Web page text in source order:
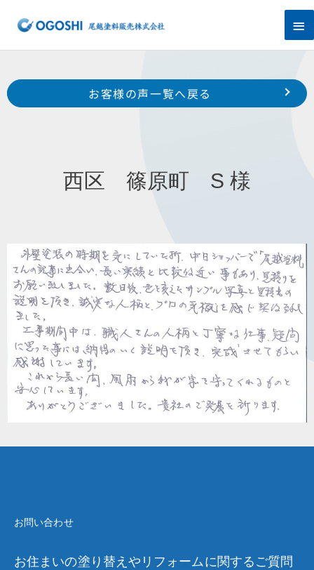
ス
プ
メ
イ
ン
メ
Prev
中区 富塚町 N 様
浜北区 於呂 鈴木 様
お客様の声一覧へ戻る
西区 篠原町 S 様
お問い合わせ
お住まいの塗り替えやリフォームに関するご質問